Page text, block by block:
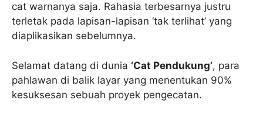
cat warnanya saja. Rahasia terbesarnya justru
terletak pada lapisan-lapisan ‘tak terlihat’ yang
diaplikasikan sebelumnya.
Selamat datang di dunia ‘Cat Pendukung’, para
pahlawan di balik layar yang menentukan 90%
kesuksesan sebuah proyek pengecatan.